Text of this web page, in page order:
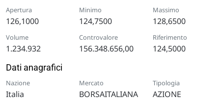
Apertura
126,1000
Minimo
124,7500
Massimo
128,6500
Volume
1.234.932
Controvalore
156.348.656,00
Riferimento
124,5000
Dati anagrafici
Nazione
Italia
Mercato
BORSAITALIANA
Tipologia
AZIONE